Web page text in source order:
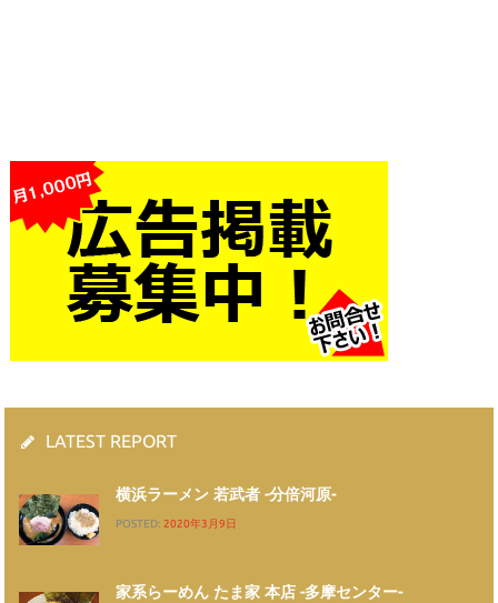
LATEST REPORT
横浜ラーメン 若武者 -分倍河原-
POSTED: 2020年3月9日
家系らーめん たま家 本店 -多摩センター-